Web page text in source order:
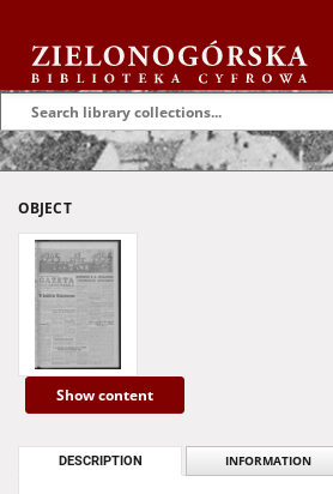
OBJECT
Show content
DESCRIPTION INFORMATION